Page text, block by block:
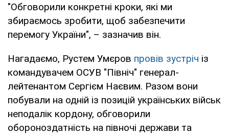
"Обговорили конкретні кроки, які ми
збираємось зробити, щоб забезпечити
перемогу України", – зазначив він.
Нагадаємо, Рустем Умєров провів зустріч із
командувачем ОСУВ "Північ" генерал-
лейтенантом Сергієм Наєвим. Разом вони
побували на одній із позицій українських військ
неподалік кордону, обговорили
обороноздатність на півночі держави та